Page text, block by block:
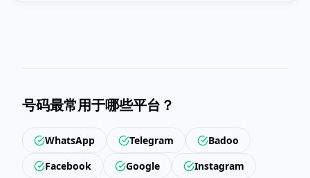
号码最常用于哪些平台？
WhatsApp Telegram
Badoo
Facebook
Google
Instagram